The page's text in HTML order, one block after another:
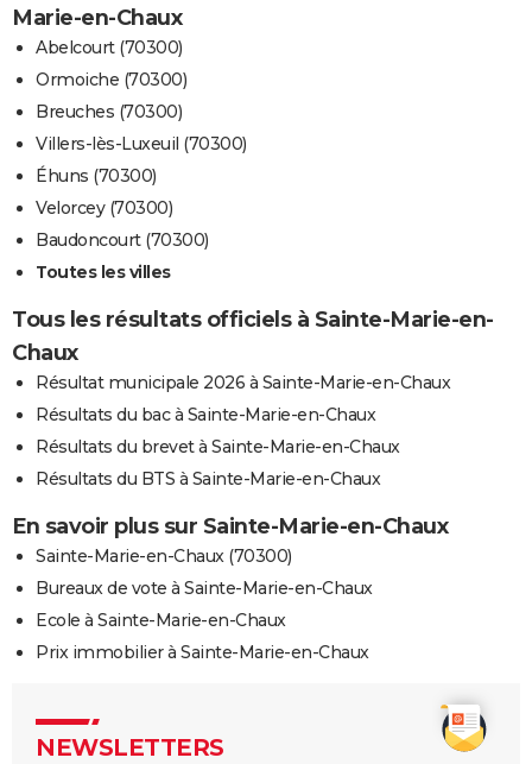
Marie-en-Chaux
Abelcourt (70300)
Ormoiche (70300)
Breuches (70300)
Villers-lès-Luxeuil (70300)
Éhuns (70300)
Velorcey (70300)
Baudoncourt (70300)
Toutes les villes
Tous les résultats officiels à Sainte-Marie-en-
Chaux
Résultat municipale 2026 à Sainte-Marie-en-Chaux
Résultats du bac à Sainte-Marie-en-Chaux
Résultats du brevet à Sainte-Marie-en-Chaux
Résultats du BTS à Sainte-Marie-en-Chaux
En savoir plus sur Sainte-Marie-en-Chaux
Sainte-Marie-en-Chaux (70300)
Bureaux de vote à Sainte-Marie-en-Chaux
Ecole à Sainte-Marie-en-Chaux
Prix immobilier à Sainte-Marie-en-Chaux
NEWSLETTERS